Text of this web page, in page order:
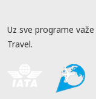
Uz sve programe važe
Travel.